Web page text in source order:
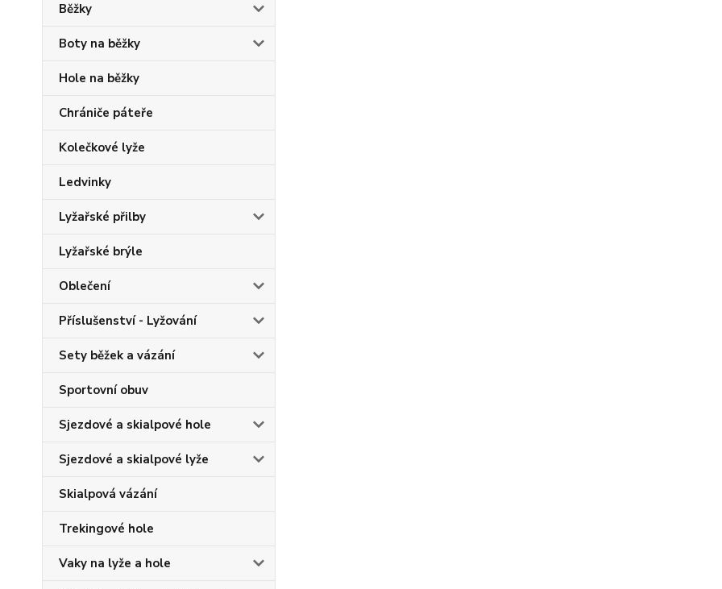
Běžky
Boty na běžky
Hole na běžky
Chrániče páteře
Kolečkové lyže
Ledvinky
Lyžařské přilby
Lyžařské brýle
Oblečení
Příslušenství - Lyžování
Sety běžek a vázání
Sportovní obuv
Sjezdové a skialpové hole
Sjezdové a skialpové lyže
Skialpová vázání
Trekingové hole
Vaky na lyže a hole